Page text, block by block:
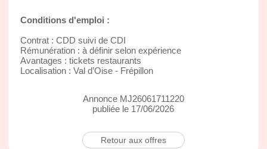
Conditions d'emploi :
Contrat : CDD suivi de CDI
Rémunération : à définir selon expérience
Avantages : tickets restaurants
Localisation : Val d’Oise - Frépillon
Annonce MJ26061711220
publiée le 17/06/2026
Retour aux offres